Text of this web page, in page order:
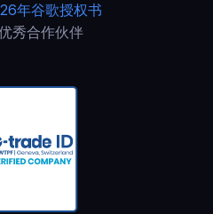
年谷歌授权书
秀合作伙伴